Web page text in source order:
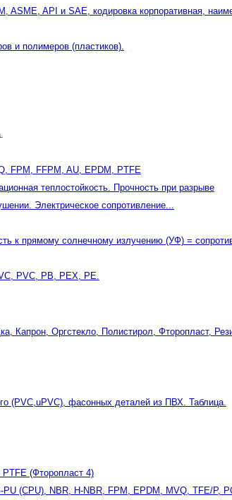
API и SAE, кодировка корпоративная,
и полимеров (пластиков).
FPM, FFPM, AU, EPDM, PTFE
теплостойкость. Прочность при разрыве
Электрическое сопротивление...
к прямому солнечному излучению (УФ) =
PVC, PB, PEX, PE.
Капрон, Оргстекло, Полистирол, Фторопласт,
(PVC,uPVC), фасонных деталей из ПВХ. Таблица.
(Фторопласт 4)
(CPU), NBR, H-NBR, FPM, EPDM, MVQ, TFE/P,